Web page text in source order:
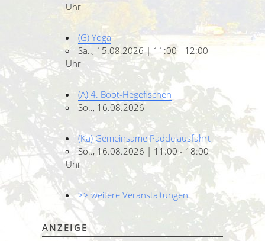
Uhr
(G) Yoga
Sa.., 15.08.2026 | 11:00 - 12:00
Uhr
(A) 4. Boot-Hegefischen
So.., 16.08.2026
(Ka) Gemeinsame Paddelausfahrt
So.., 16.08.2026 | 11:00 - 18:00
Uhr
>> weitere Veranstaltungen
ANZEIGE